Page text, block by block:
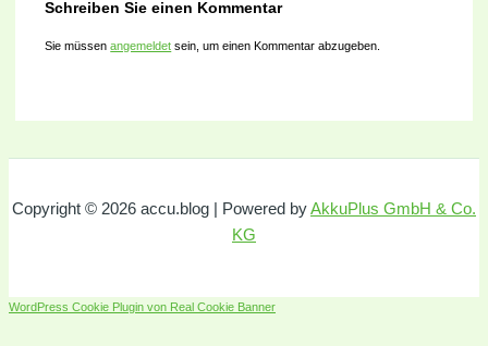
Schreiben Sie einen Kommentar
Sie müssenangemeldet sein, um einen Kommentar abzugeben.
Copyright © 2026 accu.blog | Powered byAkkuPlus GmbH & Co.
KG
WordPress Cookie Plugin von Real Cookie Banner